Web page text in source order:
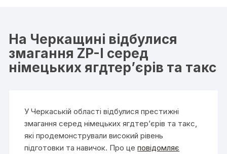
На Черкащині відбулися
змагання ZP-I серед
німецьких ягдтер’єрів та такс
У Черкаській області відбулися престижні
змагання серед німецьких ягдтер’єрів та такс,
які продемонстрували високий рівень
підготовки та навичок. Про цеповідомляє